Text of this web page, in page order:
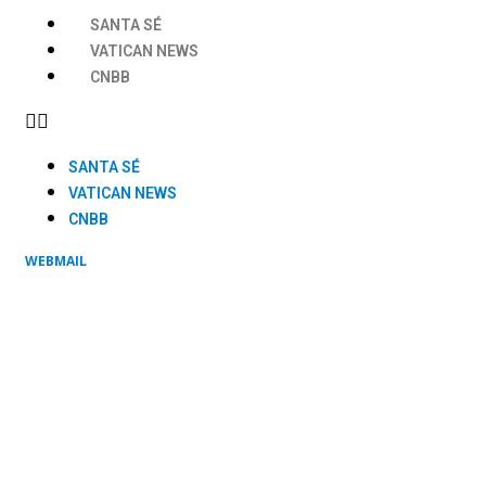
SANTA SÉ
VATICAN NEWS
CNBB
SANTA SÉ
VATICAN NEWS
CNBB
WEBMAIL